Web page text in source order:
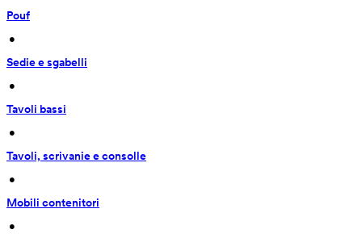
Pouf
•
Sedie e sgabelli
•
Tavoli bassi
•
Tavoli, scrivanie e consolle
•
Mobili contenitori
•